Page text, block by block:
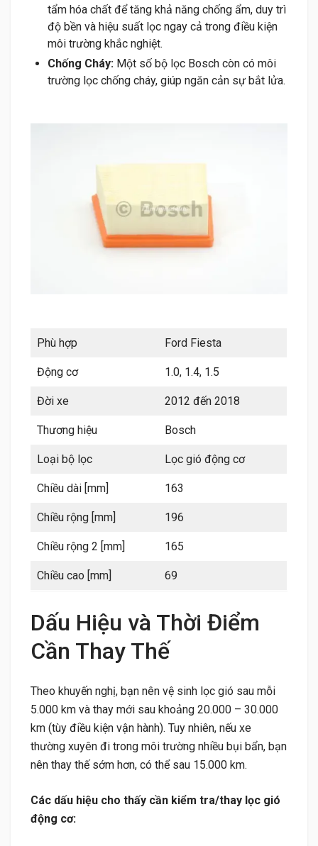
tẩm hóa chất để tăng khả năng chống ẩm, duy trì
độ bền và hiệu suất lọc ngay cả trong điều kiện
môi trường khắc nghiệt.
Chống Cháy: Một số bộ lọc Bosch còn có môi
trường lọc chống cháy, giúp ngăn cản sự bắt lửa.
Phù hợp Ford Fiesta
Động cơ 1.0, 1.4, 1.5
Đời xe 2012 đến 2018
Thương hiệu Bosch
Loại bộ lọc Lọc gió động cơ
Chiều dài [mm] 163
Chiều rộng [mm] 196
Chiều rộng 2 [mm] 165
Chiều cao [mm] 69
Dấu Hiệu và Thời Điểm
Cần Thay Thế
Theo khuyến nghị, bạn nên vệ sinh lọc gió sau mỗi
5.000 km và thay mới sau khoảng 20.000 – 30.000
km (tùy điều kiện vận hành). Tuy nhiên, nếu xe
thường xuyên đi trong môi trường nhiều bụi bẩn, bạn
nên thay thế sớm hơn, có thể sau 15.000 km.
Các dấu hiệu cho thấy cần kiểm tra/thay lọc gió
động cơ: